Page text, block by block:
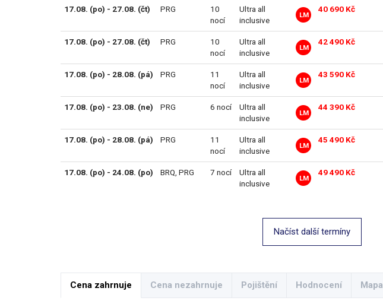
17.08. (po) - 27.08. (čt) PRG
10
nocí
Ultra all
inclusive
LM
40 690 Kč
17.08. (po) - 27.08. (čt) PRG
10
nocí
Ultra all
inclusive
LM
42 490 Kč
17.08. (po) - 28.08. (pá) PRG
11
nocí
Ultra all
inclusive
LM
43 590 Kč
17.08. (po) - 23.08. (ne) PRG 6 nocí
Ultra all
inclusive
LM
44 390 Kč
17.08. (po) - 28.08. (pá) PRG
11
nocí
Ultra all
inclusive
LM
45 490 Kč
17.08. (po) - 24.08. (po) BRQ, PRG 7 nocí
Ultra all
inclusive
LM
49 490 Kč
Načíst další termíny
Cena zahrnuje Cena nezahrnuje Pojištění Hodnocení Mapa